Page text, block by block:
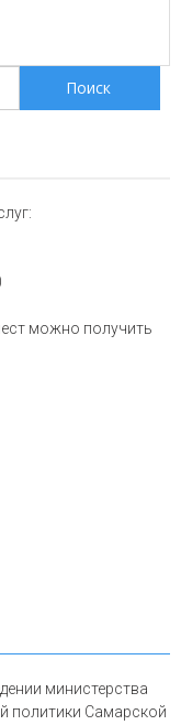
можно получить
министерства
политики Самарской